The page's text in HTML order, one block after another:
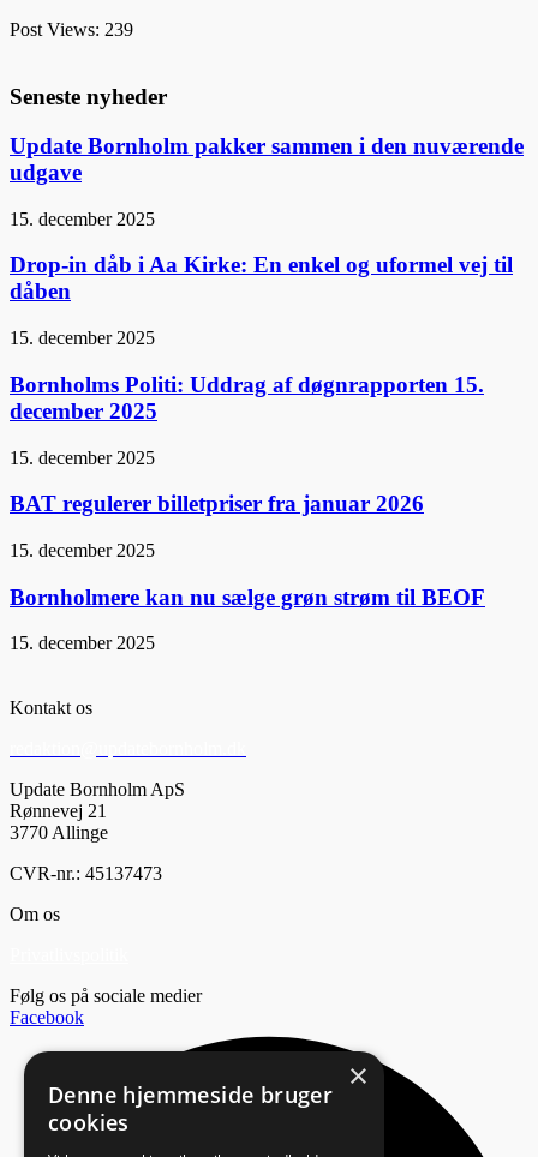
Post Views: 239
Seneste nyheder
Update Bornholm pakker sammen i den nuværende
udgave
15. december 2025
Drop-in dåb i Aa Kirke: En enkel og uformel vej til
dåben
15. december 2025
Bornholms Politi: Uddrag af døgnrapporten 15.
december 2025
15. december 2025
BAT regulerer billetpriser fra januar 2026
15. december 2025
Bornholmere kan nu sælge grøn strøm til BEOF
15. december 2025
Kontakt os
Update Bornholm ApS
Rønnevej 21
3770 Allinge
CVR-nr.: 45137473
Om os
Følg os på sociale medier
Facebook
×
Denne hjemmeside bruger
cookies